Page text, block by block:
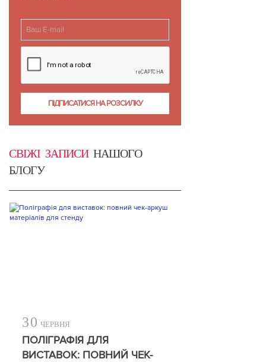
СВІЖІ ЗАПИСИНАШОГО
БЛОГУ
30 ЧЕРВНЯ
ПОЛІГРАФІЯ ДЛЯ
ВИСТАВОК: ПОВНИЙ ЧЕК-